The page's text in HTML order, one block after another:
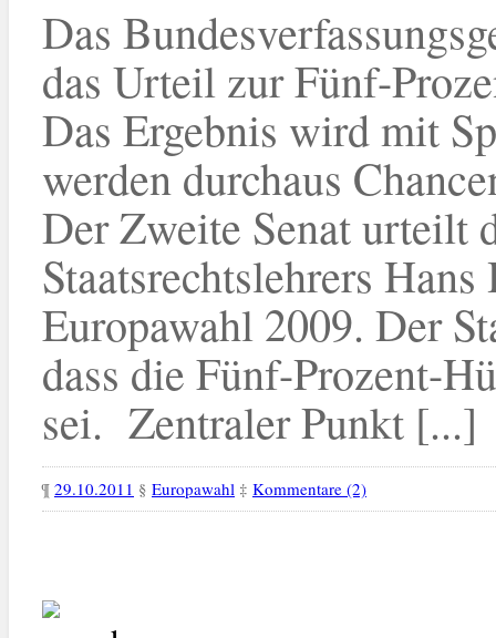
Das
das Urteil zur Fünf-
Das Ergebnis wird mit
werden durchaus
Der Zweite Senat urteilt
Staatsrechtslehrers
Europawahl 2009. Der
dass die Fünf-Prozent-
sei. Zentraler Punkt [...]
¶ 29.10.2011 § Europawahl ‡ Kommentare (2)